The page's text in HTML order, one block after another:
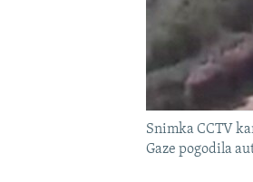
Snimka CCTV
Gaze pogodila